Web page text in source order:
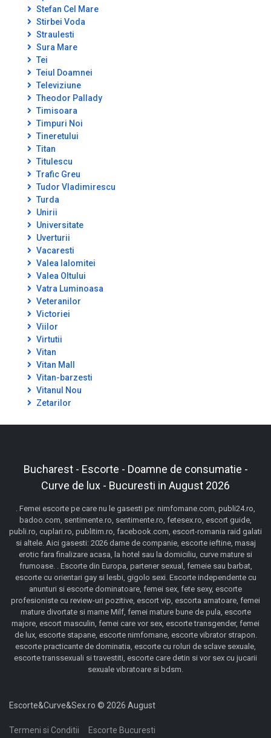
Stefan Cel Mare
Stirbei Voda
Straulesti
Sura Mare
Tei
Teiul Doamnei
Televiziune
Theodor Pallady
Timisoara
Timpuri Noi
Tineretului
Titan
Titulescu
Trafic Greu
Tudor Vladimirescu
Turda
Unirii
Universitate
Uverturii
Vacaresti
Valea Ialomitei
Valea Oltului
Vatra Luminoasa
Veteranilor
Victoriei
Viilor
Virtutii
Vitan
Vitan Mall
Vitan-barzesti
Vitanul Nou
Zetarilor
Bucharest - Escorte - Doamne de consumatie -
Curve de lux - Bucuresti in August 2026
. Femei escorte pe care nu le gasesti pe: nimfomane.com, publi24.ro,
badoo.com, sentimente.ro, sentimente.ro, fetesex.ro, escort guide,
publi.ro, cuplari.ro, publitim.ro, facebook.com, escort-romania raid galati
si altele. Aici gasesti: 2026 dame de companie, escorte ieftine, masaj
erotic fara finalizare acasa, la hotel sau la domiciliu, curve mature si
frumoase. . Escorte din Europa, partener sexual, femeie sau barbat,
escorte cu orientari gay si lesbi, gigolo sexi. Escorte independente cu
anunturi si escorte dominatoare, femei sex, fete sexy, escorte
profesioniste cu review-uri pozitive, escort vip, escorta amatoare, femei
mature divortate si mame Milf, femei mature bune de pula, escorte
majore, escort masculin, femei care vor sex, escorte transgender, femei
de lux, escorte stapane, escorte nimfomane, escorte vibrator strapon.
escorte practicante de dominatia, escorte cu roluri de sclave sexuale,
escorte transsexuali si travestiti, escorte care detin si vor sex cu jucarii
sexuale vibratoare si bdsm.
Escorte&Curve&Sex.ro © 2026 August
Termeni si Conditii Escorte Bucuresti